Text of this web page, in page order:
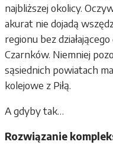
najbliższej okolicy.
akurat nie dojadą
regionu bez
Czarnków. Niemniej
sąsiednich powiatach
kolejowe z Piłą.
A gdyby tak…
Rozwiązanie